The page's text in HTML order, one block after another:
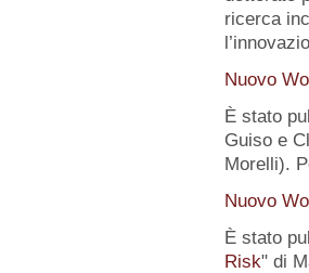
ricerca
Nuovo
È stato
Guiso e
Morelli).
Nuovo
È stato
Risk" di